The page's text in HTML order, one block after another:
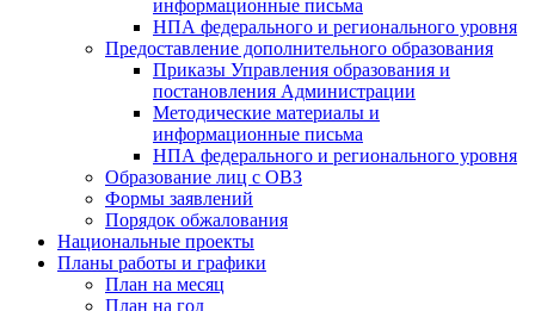
информационные письма
НПА федерального и регионального уровня
Предоставление дополнительного образования
Приказы Управления образования и
постановления Администрации
Методические материалы и
информационные письма
НПА федерального и регионального уровня
Образование лиц с ОВЗ
Формы заявлений
Порядок обжалования
Национальные проекты
Планы работы и графики
План на месяц
План на год